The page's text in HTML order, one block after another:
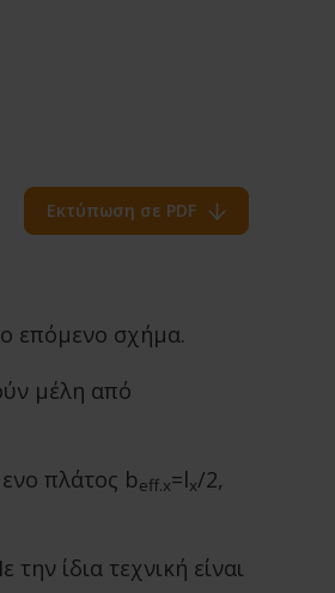
Εκτύπωση σε PDF
επόμενο σχήμα.
μέλη από
πλάτος beff.x=lx/2,
ίδια τεχνική είναι